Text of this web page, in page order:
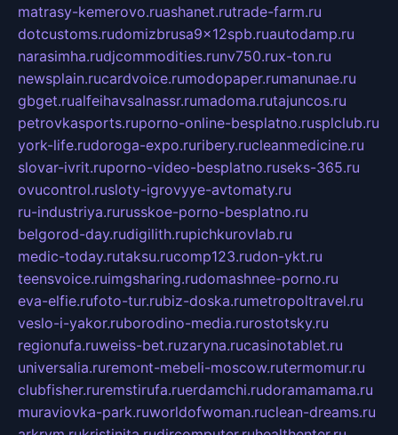
matrasy-kemerovo.ruashanet.rutrade-farm.ru
dotcustoms.rudomizbrusa9x12spb.ruautodamp.ru
narasimha.rudjcommodities.runv750.rux-ton.ru
newsplain.rucardvoice.rumodopaper.rumanunae.ru
gbget.rualfeihavsalnassr.rumadoma.rutajuncos.ru
petrovkasports.ruporno-online-besplatno.rusplclub.ru
york-life.rudoroga-expo.ruribery.rucleanmedicine.ru
slovar-ivrit.ruporno-video-besplatno.ruseks-365.ru
ovucontrol.rusloty-igrovyye-avtomaty.ru
ru-industriya.rurusskoe-porno-besplatno.ru
belgorod-day.rudigilith.rupichkurovlab.ru
medic-today.rutaksu.rucomp123.rudon-ykt.ru
teensvoice.ruimgsharing.rudomashnee-porno.ru
eva-elfie.rufoto-tur.rubiz-doska.rumetropoltravel.ru
veslo-i-yakor.ruborodino-media.rurostotsky.ru
regionufa.ruweiss-bet.ruzaryna.rucasinotablet.ru
universalia.ruremont-mebeli-moscow.rutermomur.ru
clubfisher.ruremstirufa.ruerdamchi.rudoramamama.ru
muraviovka-park.ruworldofwoman.ruclean-dreams.ru